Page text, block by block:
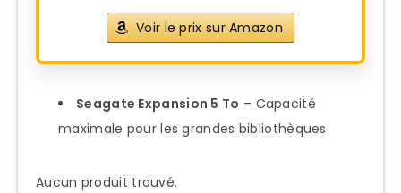
Voir le prix sur Amazon
Seagate Expansion 5 To – Capacité
maximale pour les grandes bibliothèques
Aucun produit trouvé.